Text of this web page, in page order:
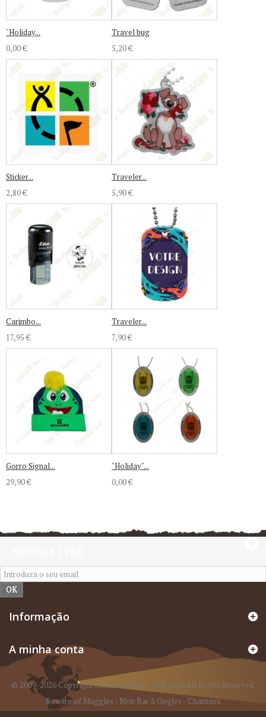
"Holiday...
0,00 €
Travel bug
5,20 €
Sticker...
2,80 €
Traveler...
5,90 €
Carimbo...
17,95 €
Traveler...
7,90 €
Gorro Signal...
29,90 €
"Holiday"...
0,00 €
OK
Informação
A minha conta
© 2009-2026 Copyright CacheBoutique - SAS iGilli. All Rights Reserved.
Beware of Muggles - Mon Bar à Ongles - Charmies